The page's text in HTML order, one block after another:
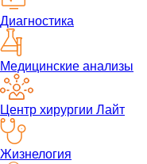
Диагностика
Медицинские анализы
Центр хирургии Лайт
Жизнелогия